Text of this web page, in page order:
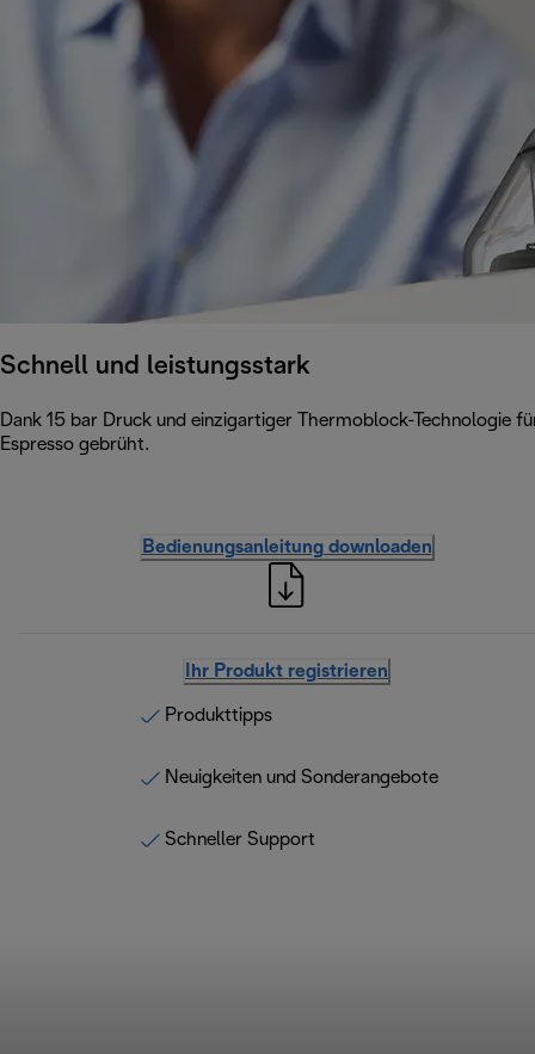
Schnell und leistungsstark
Dank 15 bar Druck und einzigartiger Thermoblock-Technologie
Espresso gebrüht.
Bedienungsanleitung downloaden
Ihr Produkt registrieren
Produkttipps
Neuigkeiten und Sonderangebote
Schneller Support